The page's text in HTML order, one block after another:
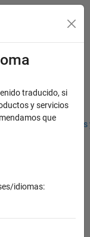
locales
traducido, si
y servicios
que
idiomas: